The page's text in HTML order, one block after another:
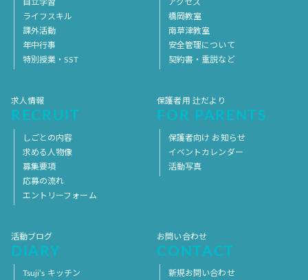
自立学習
ライフスキル
課外活動
年中行事
特別授業・SST
アクセス
橋岡教室
南草津教室
安全管理について
契約書・重説など
求人情報
RECRUIT
しごとの内容
求める人物像
募集要項
応募の流れ
エントリーフォーム
保護者用 辻だより
FOR PARENTS
保護者向け お知らせ
イベントカレンダー
活動写真
活動ブログ
DIARY
Tsuji’s キッチン
お問い合わせ
CONTACT
新規お問い合わせ